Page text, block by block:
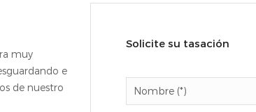
muy
e
de nuestro
Solicite su tasación